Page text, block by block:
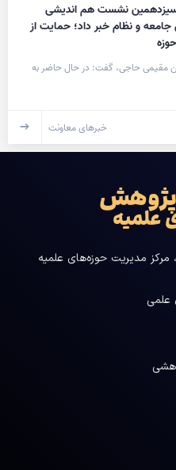
نشست هم اندیشی
و نظام خبر داد؛ حمایت از
مقیمی حاجی، گفت: در حال حاضر به
خبرهای معاونت
پژوهش
علمیه
مرکز مدیریت حوزه‌های علمیه
علمی